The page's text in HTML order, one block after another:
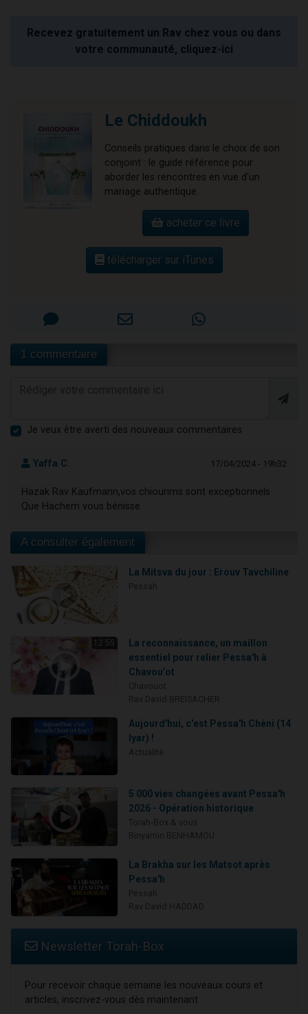
Recevez gratuitement un Rav chez vous ou dans
votre communauté, cliquez-ici
Le Chiddoukh
Conseils pratiques dans le choix de son
conjoint : le guide référence pour
aborder les rencontres en vue d'un
mariage authentique.
acheter ce livre
télécharger sur iTunes
1 commentaire
Je veux être averti des nouveaux commentaires
Yaffa C. 17/04/2024 - 19h32
Hazak Rav Kaufmann,vos chiourims sont exceptionnels .
Que Hachem vous bénisse
A consulter également
La Mitsva du jour : Erouv Tavchiline
12:55
La reconnaissance, un maillon
essentiel pour relier Pessa'h à
Chavou’ot
Aujourd'hui, c'est Pessa'h Chéni (14
Iyar) !
5 000 vies changées avant Pessa'h
2026 - Opération historique
La Brakha sur les Matsot après
Pessa'h
Newsletter Torah-Box
Pour recevoir chaque semaine les nouveaux cours et
articles, inscrivez-vous dès maintenant :